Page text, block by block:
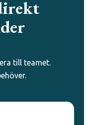
till teamet.